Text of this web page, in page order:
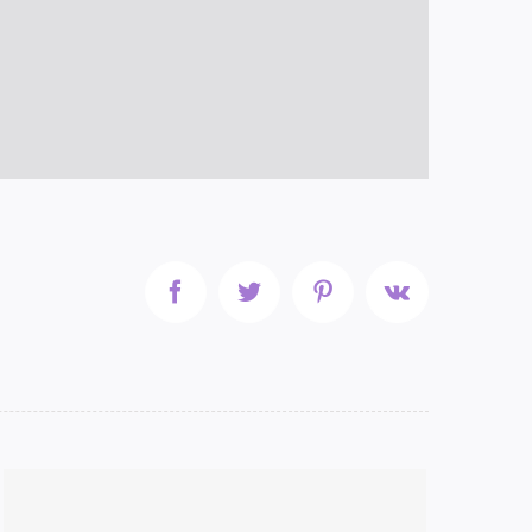
FacebookTwitter PinterestVk